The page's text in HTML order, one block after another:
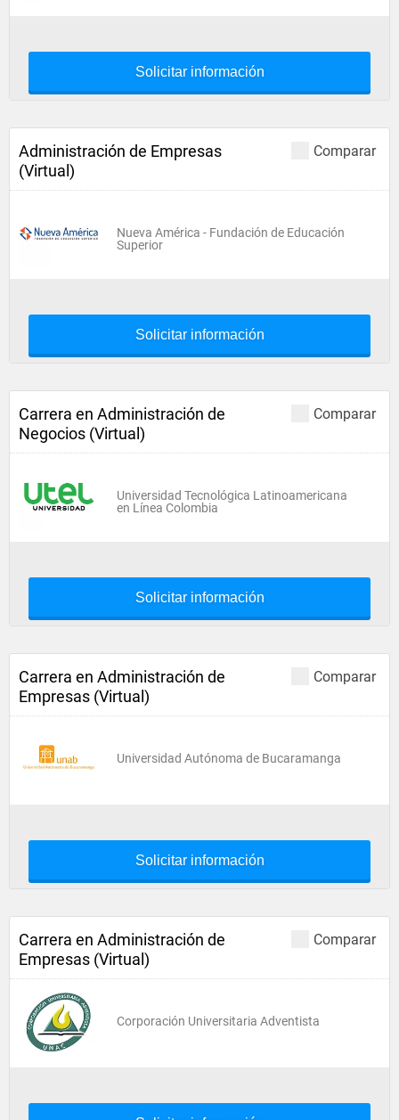
Solicitar información
Comparar
Administración de Empresas
(Virtual)
Nueva América - Fundación de Educación
Superior
Solicitar información
Comparar
Carrera en Administración de
Negocios (Virtual)
Universidad Tecnológica Latinoamericana
en Línea Colombia
Solicitar información
Comparar
Carrera en Administración de
Empresas (Virtual)
Universidad Autónoma de Bucaramanga
Solicitar información
Comparar
Carrera en Administración de
Empresas (Virtual)
Corporación Universitaria Adventista